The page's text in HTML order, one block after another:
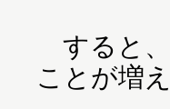
すると、
ことが増